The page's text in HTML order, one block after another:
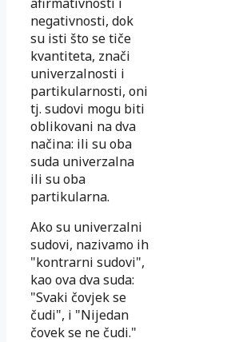
negativnosti, dok
su isti što se tiče
kvantiteta, znači
univerzalnosti i
partikularnosti, oni
tj. sudovi mogu biti
oblikovani na dva
načina: ili su oba
suda univerzalna
ili su oba
partikularna.
Ako su univerzalni
sudovi, nazivamo ih
"kontrarni sudovi",
kao ova dva suda:
"Svaki čovjek se
čudi", i "Nijedan
čovek se ne čudi."